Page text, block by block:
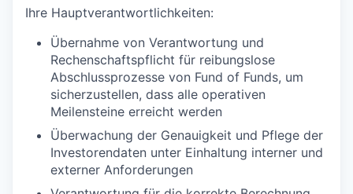
Ihre Hauptverantwortlichkeiten:
Übernahme von Verantwortung und
Rechenschaftspflicht für reibungslose
Abschlussprozesse von Fund of Funds, um
sicherzustellen, dass alle operativen
Meilensteine erreicht werden
Überwachung der Genauigkeit und Pflege der
Investorendaten unter Einhaltung interner und
externer Anforderungen